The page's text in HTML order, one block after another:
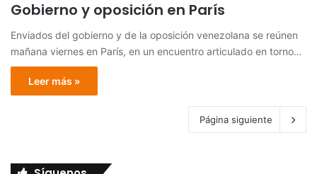
Gobierno y oposición en París
Enviados del gobierno y de la oposición venezolana se reúnen
mañana viernes en París, en un encuentro articulado en torno…
Leer más »
Página siguiente